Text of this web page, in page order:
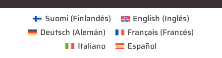
Suomi (Finlandés) English (Inglés)
Deutsch (Alemán) Français (Francés)
Italiano
Español